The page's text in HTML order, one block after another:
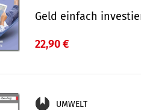
Geld einfach
22,90 €
UMWELT